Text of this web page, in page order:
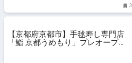
3
【京都府京都市】手毬寿し専門店
「鮨 京都うめもり」プレオープ